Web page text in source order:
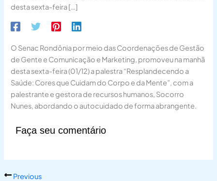
desta sexta-feira […]
O Senac Rondônia por meio das Coordenações de Gestão
de Gente e Comunicação e Marketing, promoveu na manhã
desta sexta-feira (01/12) a palestra “Resplandecendo a
Saúde: Cores que Cuidam do Corpo e da Mente”, com a
palestrante e gestora de recursos humanos, Socorro
Nunes, abordando o autocuidado de forma abrangente.
Faça seu comentário
Previous